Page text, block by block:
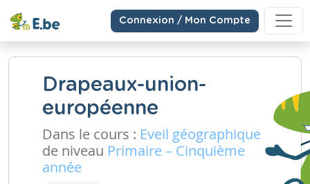
Connexion / Mon Compte
Drapeaux-union-
européenne
Dans le cours : Eveil géographique
de niveau Primaire – Cinquième
année